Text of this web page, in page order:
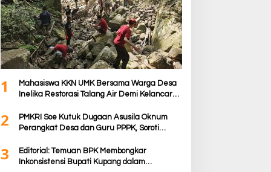
1
Mahasiswa KKN UMK Bersama Warga Desa
Inelika Restorasi Talang Air Demi Kelancaran
2
PMKRI Soe Kutuk Dugaan Asusila Oknum
Perangkat Desa dan Guru PPPK, Soroti
3
Editorial: Temuan BPK Membongkar
Inkonsistensi Bupati Kupang dalam